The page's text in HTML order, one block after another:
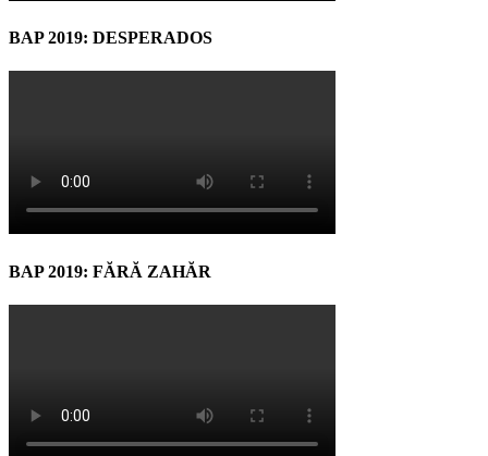
BAP 2019: DESPERADOS
BAP 2019: FĂRĂ ZAHĂR